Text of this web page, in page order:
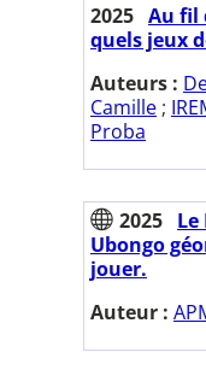
2025 Au fil
quels jeux
Auteurs :
Camille ;
Proba
2025 Le
Ubongo
jouer.
Auteur :